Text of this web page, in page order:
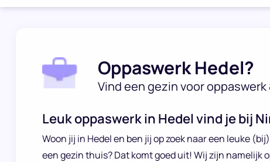
Oppaswerk Hedel?
Vind een gezin voor oppaswerk
Leuk oppaswerk in Hedel vind je bij
Woon jij in Hedel en ben jij op zoek naar een leuke
een gezin thuis? Dat komt goed uit! Wij zijn namelijk